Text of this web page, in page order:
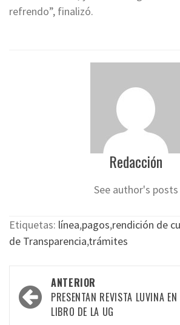
refrendo”, finalizó.
Redacción
See author's posts
Etiquetas: línea,pagos,rendición de
de Transparencia,trámites
Navegación
por
ANTERIOR
PRESENTAN REVISTA LUVINA
LIBRO DE LA UG